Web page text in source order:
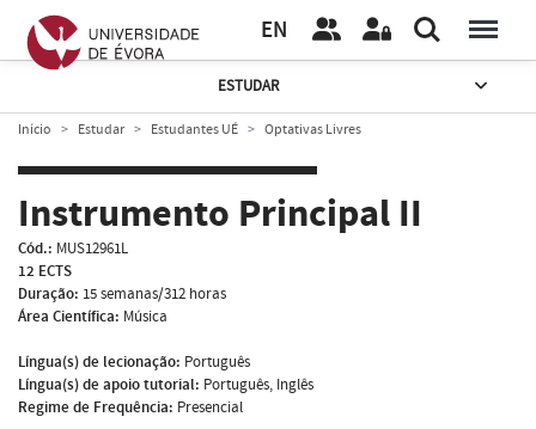
EN
ESTUDAR
Início Estudar Estudantes UÉ Optativas Livres
Instrumento Principal II
Cód.: MUS12961L
12 ECTS
Duração: 15 semanas/312 horas
Área Científica: Música
Língua(s) de lecionação: Português
Língua(s) de apoio tutorial: Português, Inglês
Regime de Frequência: Presencial